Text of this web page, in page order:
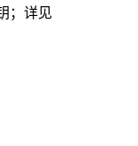
；详见